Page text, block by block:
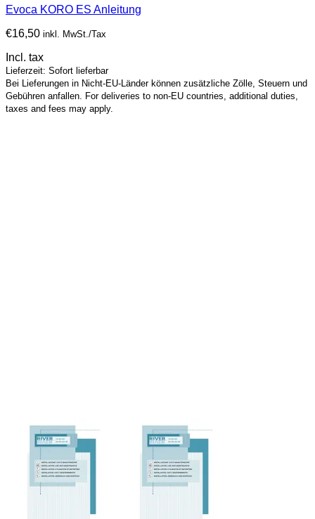
Evoca KORO ES Anleitung
€16,50 inkl. MwSt./Tax
Incl. tax
Lieferzeit: Sofort lieferbar
Bei Lieferungen in Nicht-EU-Länder können zusätzliche Zölle, Steuern und
Gebühren anfallen. For deliveries to non-EU countries, additional duties,
taxes and fees may apply.